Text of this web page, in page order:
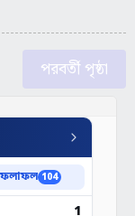
পরবর্তী পৃষ্ঠা